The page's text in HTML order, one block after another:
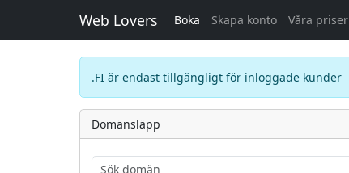
Web Lovers Boka Skapa konto Våra priser
.FI är endast tillgängligt för inloggade kunder
Domänsläpp